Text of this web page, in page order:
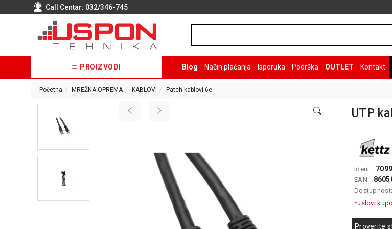
Call Centar: 032/346-745
PROIZVODI Blog Način plaćanja Isporuka Podrška OUTLET Kontakt
Početna MREŽNA OPREMA KABLOVI Patch kablovi 6e
UTP
Ident:
EAN:
Dostupnost:
*uslovi
Proverite